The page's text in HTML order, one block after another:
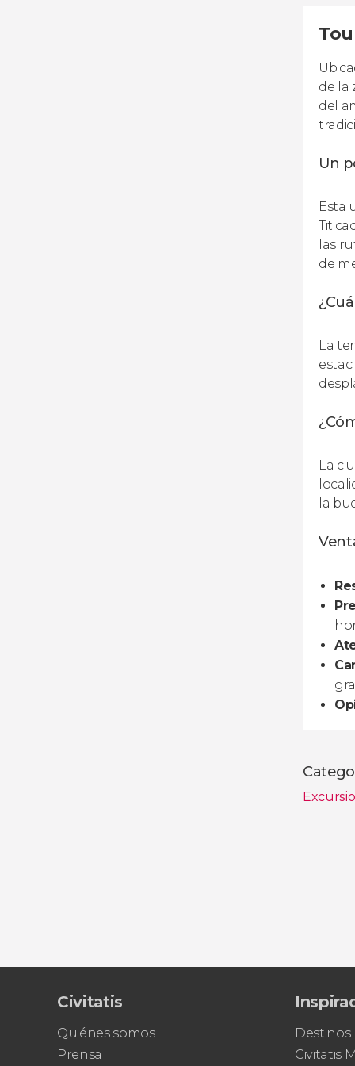
de la
del
Un
Esta
las
de
La
La
la
Civitatis
Quiénes somos
Prensa
Destinos
Civitatis